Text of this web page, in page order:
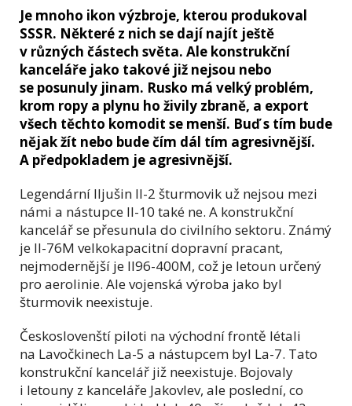
Je mnoho ikon výzbroje, kterou produkoval
SSSR. Některé z nich se dají najít ještě
v různých částech světa. Ale konstrukční
kanceláře jako takové již nejsou nebo
se posunuly jinam. Rusko má velký problém,
krom ropy a plynu ho živily zbraně, a export
všech těchto komodit se menší. Buď s tím bude
nějak žít nebo bude čím dál tím agresivnější.
A předpokladem je agresivnější.
Legendární Iljušin Il-2 šturmovik už nejsou mezi
námi a nástupce Il-10 také ne. A konstrukční
kancelář se přesunula do civilního sektoru. Známý
je Il-76M velkokapacitní dopravní pracant,
nejmodernější je Il96-400M, což je letoun určený
pro aerolinie. Ale vojenská výroba jako byl
šturmovik neexistuje.
Českoslovenští piloti na východní frontě létali
na Lavočkinech La-5 a nástupcem byl La-7. Tato
konstrukční kancelář již neexistuje. Bojovaly
i letouny z kanceláře Jakovlev, ale poslední, co